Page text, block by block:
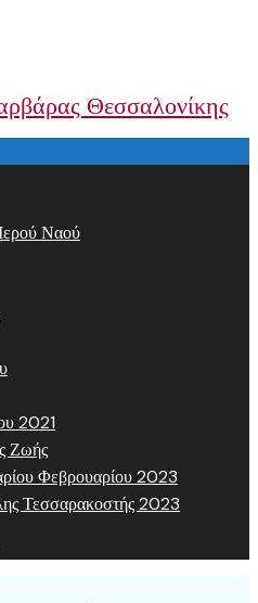
Θεσσαλονίκης
Ναού
2021
Ζωής
Φεβρουαρίου 2023
Τεσσαρακοστής 2023